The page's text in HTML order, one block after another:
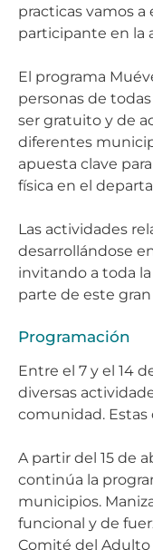
practicas vamos a
participante en la
El programa
personas de
ser gratuito y de
diferentes
apuesta clave
física en el
Las actividades
desarrollándose
invitando a toda
parte de este
Programación
Entre el 7 y el 14
diversas
comunidad. Estas
A partir del 15 de
continúa la
municipios.
funcional y de
Comité del Adulto